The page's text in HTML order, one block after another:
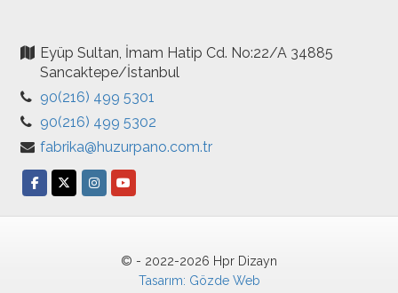
Eyüp Sultan, İmam Hatip Cd. No:22/A 34885
Sancaktepe/İstanbul
90(216) 499 5301
90(216) 499 5302
fabrika@huzurpano.com.tr
© - 2022-2026 Hpr Dizayn
Tasarım: Gözde Web